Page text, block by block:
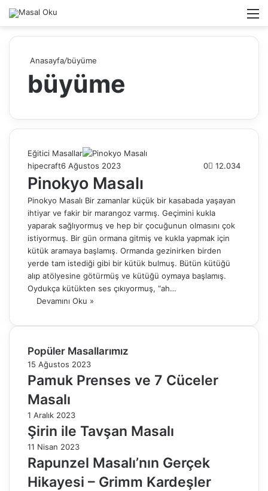
Arama
Anasayfa/büyüme
büyüme
Eğitici Masallar
hipecraft6 Ağustos 2023 0 12.034
Pinokyo Masalı
Pinokyo Masalı Bir zamanlar küçük bir kasabada yaşayan
ihtiyar ve fakir bir marangoz varmış. Geçimini kukla
yaparak sağlıyormuş ve hep bir çocuğunun olmasını çok
istiyormuş. Bir gün ormana gitmiş ve kukla yapmak için
kütük aramaya başlamış. Ormanda gezinirken birden
yerde tam istediği gibi bir kütük bulmuş. Bütün kütüğü
alıp atölyesine götürmüş ve kütüğü oymaya başlamış.
Oydukça kütükten ses çıkıyormuş, “ah…
Devamını Oku »
Popüler Masallarımız
15 Ağustos 2023
Pamuk Prenses ve 7 Cüceler
Masalı
1 Aralık 2023
Şirin ile Tavşan Masalı
11 Nisan 2023
Rapunzel Masalı’nın Gerçek
Hikayesi – Grimm Kardeşler